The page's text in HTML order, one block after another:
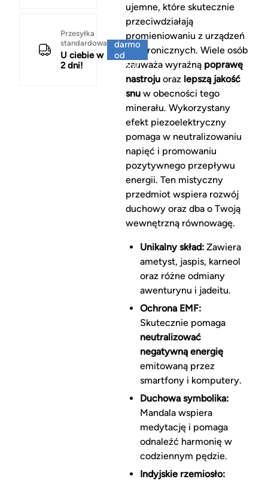
Przesyłka
standardowa
U ciebie w
2 dni!
darmo
od
150 zł
ujemne, które skutecznie
przeciwdziałają
promieniowaniu z urządzeń
elektronicznych. Wiele osób
zauważa wyraźną poprawę
nastrojuoraz lepszą jakość
snuw obecności tego
minerału. Wykorzystany
efekt piezoelektryczny
pomaga w neutralizowaniu
napięć i promowaniu
pozytywnego przepływu
energii. Ten mistyczny
przedmiot wspiera rozwój
duchowy oraz dba o Twoją
wewnętrzną równowagę.
Unikalny skład:Zawiera
ametyst, jaspis, karneol
oraz różne odmiany
awenturynu i jadeitu.
Ochrona EMF:
Skutecznie pomaga
neutralizować
negatywną energię
emitowaną przez
smartfony i komputery.
Duchowa symbolika:
Mandala wspiera
medytację i pomaga
odnaleźć harmonię w
codziennym pędzie.
Indyjskie rzemiosło: